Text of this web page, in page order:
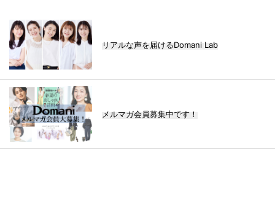
リアルな声を届けるDomani Lab
メルマガ会員募集中です！